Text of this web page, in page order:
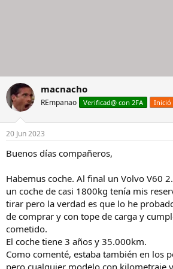
macnacho
REmpanao Verificad@ con 2FA Inició
20 Jun 2023
Buenos días compañeros,
Habemus coche. Al final un Volvo V60
un coche de casi 1800kg tenía mis
tirar pero la verdad es que lo he
de comprar y con tope de carga y
cometido.
El coche tiene 3 años y 35.000km.
Como comenté, estaba también en los
pero cualquier modelo con kilometraje